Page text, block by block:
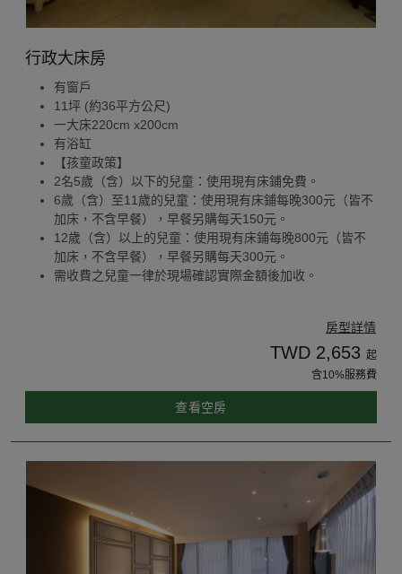
行政大床房
有窗戶
11坪 (約36平方公尺)
一大床220cm x200cm
有浴缸
【孩童政策】
2名5歲（含）以下的兒童：使用現有床鋪免費。
6歲（含）至11歲的兒童：使用現有床鋪每晚300元（皆不
加床，不含早餐），早餐另購每天150元。
12歲（含）以上的兒童：使用現有床鋪每晚800元（皆不
加床，不含早餐），早餐另購每天300元。
需收費之兒童一律於現場確認實際金額後加收。
房型詳情
TWD 2,653 起
含10%服務費
查看空房